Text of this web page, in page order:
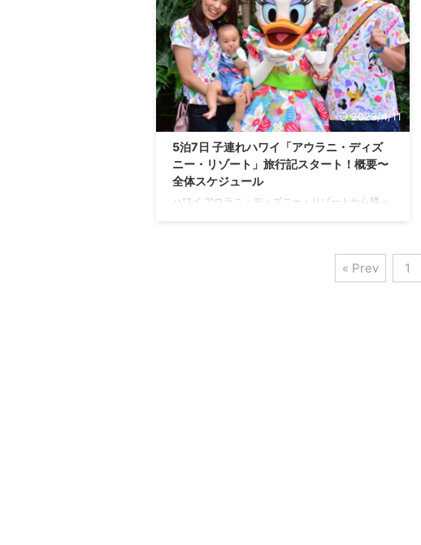
を先にいうとおすすめのお土産は、 フォトパスデ
ータCD（宿泊者の場合） アロハシャツ、ワンピー
ス ミッキークッキー あたりです！すべて写真付き
で紹介していきますね♪ アウラニディズニーで購
入したお土産と値段一覧 アウラニディズニー ...
2023/4/11
5泊7日 子連れハワイ「アウラニ・ディズ
ニー・リゾート」旅行記スタート！概要〜
全体スケジュール
ハワイ アウラニ・ディズニー・リゾートから帰っ
リゾート＆ディズニー・クルーズライン バハマ航
路のハネムーン以来、1年半ぶりの海外ディズニ
« Prev 1